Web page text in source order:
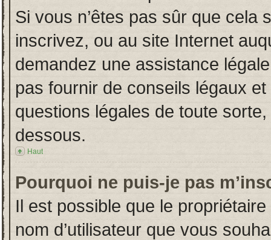
Si vous n’êtes pas sûr que cela
inscrivez, ou au site Internet
demandez une assistance
pas fournir de conseils légaux
questions légales de toute
dessous.
Haut
Pourquoi ne puis-je pas
Il est possible que le
nom d’utilisateur que vous